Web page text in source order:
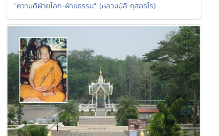
"ความดีฝ่ายโลก-ฝ่ายธรรม" (หลวงปู่ลี กุสลธโร)